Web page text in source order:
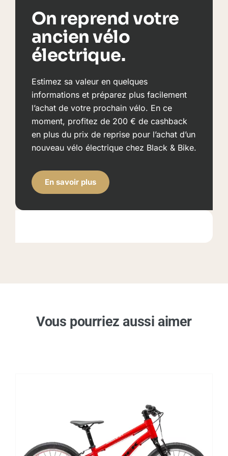
On reprend votre
ancien vélo
électrique.
Estimez sa valeur en quelques
informations et préparez plus facilement
l’achat de votre prochain vélo. En ce
moment, profitez de 200 € de cashback
en plus du prix de reprise pour l’achat d’un
nouveau vélo électrique chez Black & Bike.
En savoir plus
Vous pourriez aussi aimer